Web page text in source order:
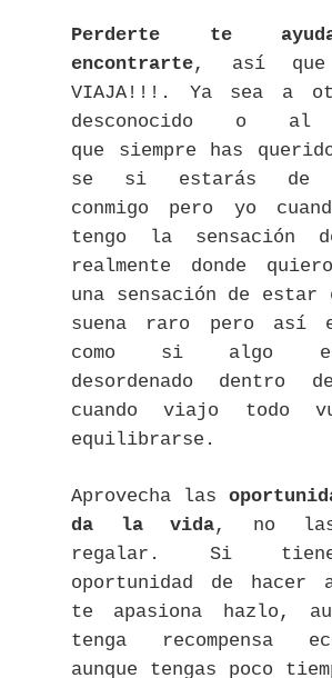
Perderte te
encontrarte, así que
VIAJA!!!. Ya sea a
desconocido o al
que siempre has
se si estarás de
conmigo pero yo
tengo la sensación
realmente donde
una sensación de estar
suena raro pero
como si algo
desordenado dentro
cuando viajo todo
equilibrarse.
Aprovecha las
da la vida, no
regalar. Si
oportunidad de hacer
te apasiona hazlo,
tenga recompensa
aunque tengas poco